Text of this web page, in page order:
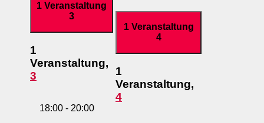
1 Veranstaltung
3
1
Veranstaltung,
3
18:00 - 20:00
1 Veranstaltung
4
1
Veranstaltung,
4